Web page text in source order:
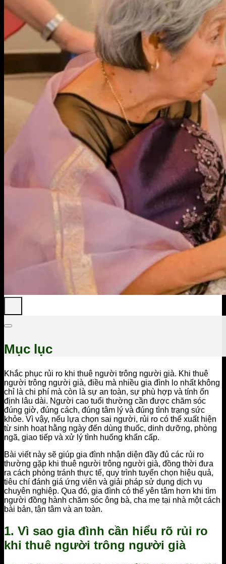
Mục lục
Khắc phục rủi ro khi thuê người trông người già. Khi thuê
người trông người già, điều mà nhiều gia đình lo nhất không
chỉ là chi phí mà còn là sự an toàn, sự phù hợp và tính ổn
định lâu dài. Người cao tuổi thường cần được chăm sóc
đúng giờ, đúng cách, đúng tâm lý và đúng tình trạng sức
khỏe. Vì vậy, nếu lựa chọn sai người, rủi ro có thể xuất hiện
từ sinh hoạt hằng ngày đến dùng thuốc, dinh dưỡng, phòng
ngã, giao tiếp và xử lý tình huống khẩn cấp.
Bài viết này sẽ giúp gia đình nhận diện đầy đủ các rủi ro
thường gặp khi thuê người trông người già, đồng thời đưa
ra cách phòng tránh thực tế, quy trình tuyển chọn hiệu quả,
tiêu chí đánh giá ứng viên và giải pháp sử dụng dịch vụ
chuyên nghiệp. Qua đó, gia đình có thể yên tâm hơn khi tìm
người đồng hành chăm sóc ông bà, cha mẹ tại nhà một cách
bài bản, tận tâm và an toàn.
1. Vì sao gia đình cần hiểu rõ rủi ro
khi thuê người trông người già